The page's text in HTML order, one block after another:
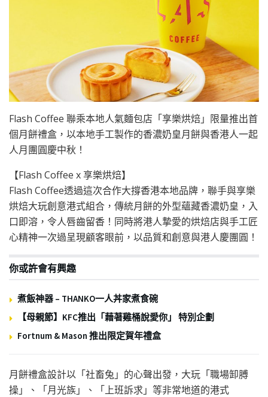
Flash Coffee 聯乘本地人氣麵包店「享樂烘焙」限量推出首
個月餅禮盒，以本地手工製作的香濃奶皇月餅與香港人一起
人月團圓慶中秋！
【Flash Coffee x 享樂烘焙】
Flash Coffee透過這次合作大撐香港本地品牌，聯手與享樂
烘焙大玩創意港式組合，傳統月餅的外型蘊藏香濃奶皇，入
口即溶，令人唇齒留香！同時將港人摯愛的烘焙店與手工匠
心精神一次過呈現顧客眼前，以品質和創意與港人慶團圓！
你或許會有興趣
煮飯神器 – THANKO一人丼家煮食碗
【母親節】KFC推出「藉著雞桶說愛你」 特別企劃
Fortnum & Mason 推出限定賀年禮盒
月餅禮盒設計以「社畜兔」的心聲出發，大玩「職場卸膊
操」、「月光族」、「上班訴求」等非常地道的港式